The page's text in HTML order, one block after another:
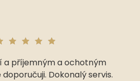
a příjemným a ochotným
Dokonalý servis.